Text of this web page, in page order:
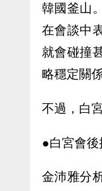
韓國釜山
在會談中
就會碰撞
略穩定關
不過，白
●白宮會
金沛雅分